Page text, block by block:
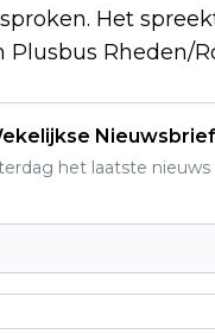
Het
Plusbus Rheden/
het laatste